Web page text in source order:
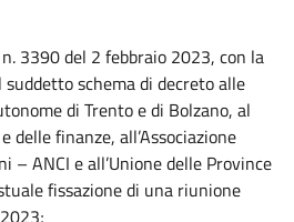
3390 del 2 febbraio 2023, con la
schema di decreto alle
di Trento e di Bolzano, al
delle finanze, all’Associazione
– ANCI e all’Unione delle Province
fissazione di una riunione